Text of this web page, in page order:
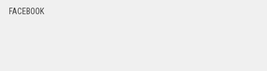
FACEBOOK